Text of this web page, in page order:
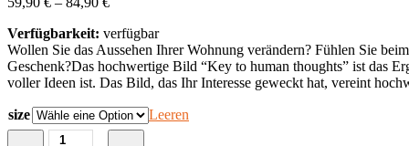
Verfügbarkeit: verfügbar
Wollen Sie das Aussehen Ihrer Wohnung verändern? Fühlen Sie
Geschenk?Das hochwertige Bild “Key to human thoughts” ist das
voller Ideen ist. Das Bild, das Ihr Interesse geweckt hat, vereint
size Leeren
Wandbild